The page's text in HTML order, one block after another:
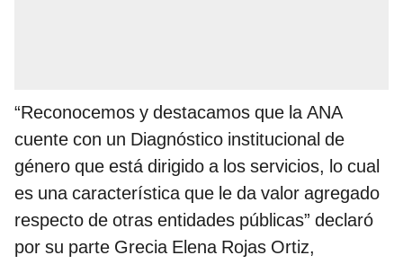
“Reconocemos y destacamos que la ANA
cuente con un Diagnóstico institucional de
género que está dirigido a los servicios, lo cual
es una característica que le da valor agregado
respecto de otras entidades públicas” declaró
por su parte Grecia Elena Rojas Ortiz,